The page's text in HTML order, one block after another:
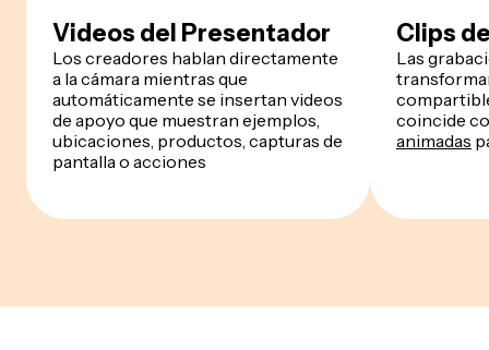
Videos del Presentador
Los creadores hablan directamente
a la cámara mientras que
automáticamente se insertan videos
de apoyo que muestran ejemplos,
ubicaciones, productos, capturas de
pantalla o acciones
Clips
Las
coincide
animadas